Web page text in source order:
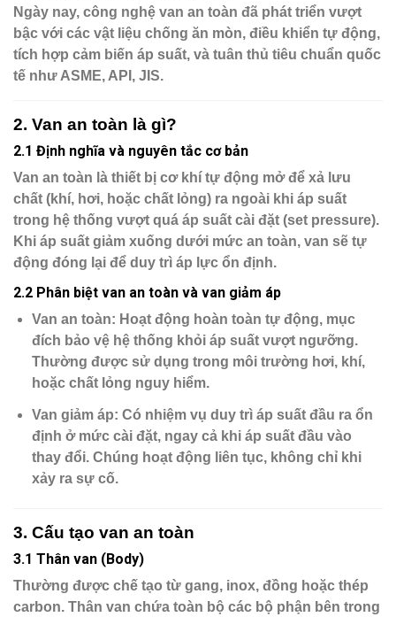
Ngày nay, công nghệ van an toàn đã phát triển vượt
bậc với các vật liệu chống ăn mòn, điều khiển tự động,
tích hợp cảm biến áp suất, và tuân thủ tiêu chuẩn quốc
tế nhưASME, API, JIS.
2. Van an toàn là gì?
2.1 Định nghĩa và nguyên tắc cơ bản
Van an toàn là thiết bị cơ khí tự động mở để xả lưu
chất (khí, hơi, hoặc chất lỏng) ra ngoài khi áp suất
trong hệ thống vượt quá áp suất cài đặt (set pressure).
Khi áp suất giảm xuống dưới mức an toàn, van sẽ tự
động đóng lại để duy trì áp lực ổn định.
2.2 Phân biệt van an toàn và van giảm áp
Van an toàn: Hoạt động hoàn toàn tự động, mục
đích bảo vệ hệ thống khỏi áp suất vượt ngưỡng.
Thường được sử dụng trong môi trường hơi, khí,
hoặc chất lỏng nguy hiểm.
Van giảm áp: Có nhiệm vụ duy trì áp suất đầu ra ổn
định ở mức cài đặt, ngay cả khi áp suất đầu vào
thay đổi. Chúng hoạt động liên tục, không chỉ khi
xảy ra sự cố.
3. Cấu tạo van an toàn
3.1 Thân van (Body)
Thường được chế tạo từ gang, inox, đồng hoặc thép
carbon. Thân van chứa toàn bộ các bộ phận bên trong